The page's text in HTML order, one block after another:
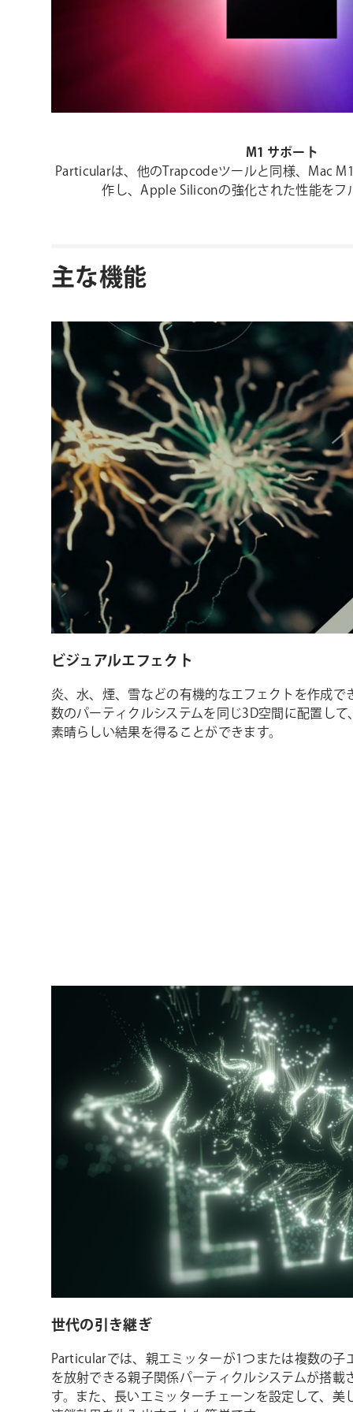
M1 サポート
Particularは、他のTrapcodeツールと同様、Mac
作し、Apple Siliconの強化された性能をフ
主な機能
ビジュアルエフェクト
炎、水、煙、雪などの有機的なエフェクトを作成で
数のパーティクルシステムを同じ3D空間に配置して
素晴らしい結果を得ることができます。
世代の引き継ぎ
Particularでは、親エミッターが1つまたは複数の子
を放射できる親子関係パーティクルシステムが搭載
す。また、長いエミッターチェーンを設定して、美